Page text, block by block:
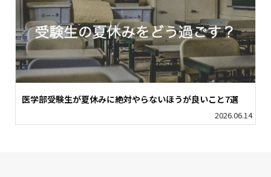
医学部受験生が夏休みに絶対やらないほうが良いこと7選
2026.06.14